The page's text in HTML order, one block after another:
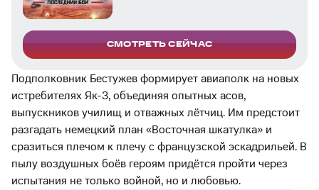
СМОТРЕТЬ СЕЙЧАС
Подполковник Бестужев формирует авиаполк на новых
истребителях Як-3, объединяя опытных асов,
выпускников училищ и отважных лётчиц. Им предстоит
разгадать немецкий план «Восточная шкатулка» и
сразиться плечом к плечу с французской эскадрильей. В
пылу воздушных боёв героям придётся пройти через
испытания не только войной, но и любовью.